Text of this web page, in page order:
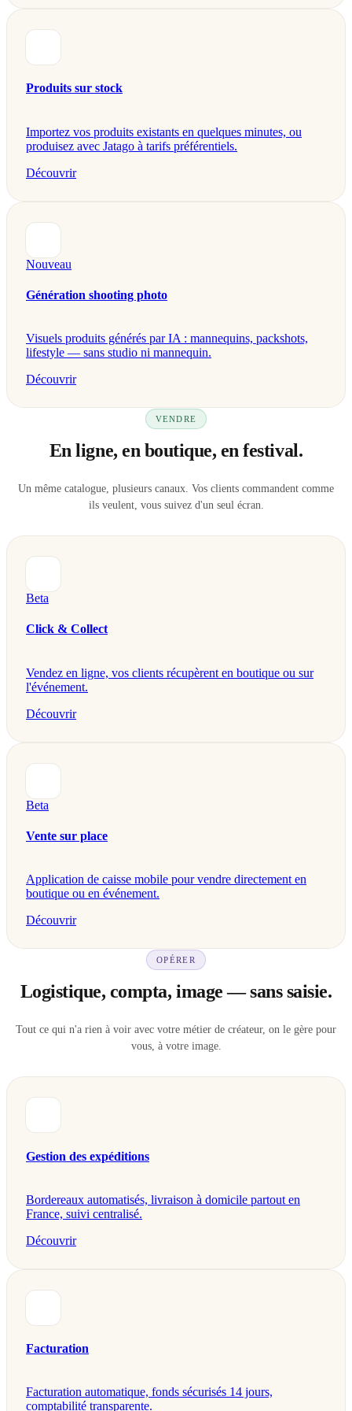
Produits sur stock
Importez vos produits existants en quelques minutes, ou
produisez avec Jatago à tarifs préférentiels.
Découvrir
Nouveau
Génération shooting photo
Visuels produits générés par IA : mannequins, packshots,
lifestyle — sans studio ni mannequin.
Découvrir
VENDRE
En ligne, en boutique, en festival.
Un même catalogue, plusieurs canaux. Vos clients commandent comme
ils veulent, vous suivez d'un seul écran.
Beta
Click & Collect
Vendez en ligne, vos clients récupèrent en boutique ou sur
l'événement.
Découvrir
Beta
Vente sur place
Application de caisse mobile pour vendre directement en
boutique ou en événement.
Découvrir
OPÉRER
Logistique, compta, image — sans saisie.
Tout ce qui n'a rien à voir avec votre métier de créateur, on le gère pour
vous, à votre image.
Gestion des expéditions
Bordereaux automatisés, livraison à domicile partout en
France, suivi centralisé.
Découvrir
Facturation
Facturation automatique, fonds sécurisés 14 jours,
comptabilité transparente.